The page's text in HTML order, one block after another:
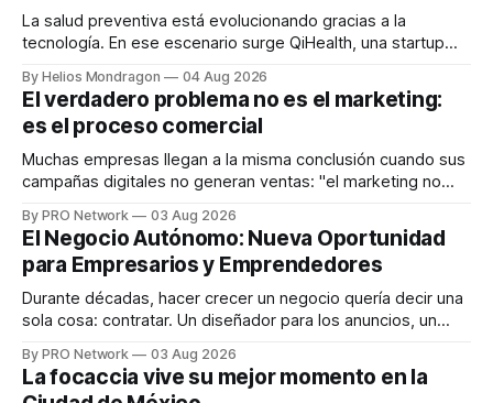
La salud preventiva está evolucionando gracias a la
tecnología. En ese escenario surge QiHealth, una startup
dispositivos inteligentes, inteligencia artificial y monitoreo
en tiempo real para ayudar a las personas a tomar mejores
decisiones sobre su salud metabólica. Su propuesta busca
responder
By Helios Mondragon 04 Aug 2026
El verdadero problema no es el marketing:
es el proceso comercial
Muchas empresas llegan a la misma conclusión cuando sus
campañas digitales no generan ventas: "el marketing no
INTERIUS, el problema suele estar en otro lugar. Durante
una entrevista para el podcast SER PRO, el especialista en
marketing digital explicó que
By PRO Network 03 Aug 2026
El Negocio Autónomo: Nueva Oportunidad
para Empresarios y Emprendedores
Durante décadas, hacer crecer un negocio quería decir una
sola cosa: contratar. Un diseñador para los anuncios, un
para los textos, alguien que supiera de publicidad digital
para encontrar prospectos, un vendedor para atender
By PRO Network 03 Aug 2026
La focaccia vive su mejor momento en la